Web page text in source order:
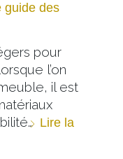
guide des
pour
l’on
il est
Lire la